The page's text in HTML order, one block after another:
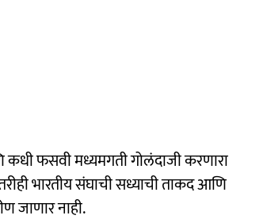
फसवी मध्यमगती गोलंदाजी करणारा
भारतीय संघाची सध्याची ताकद आणि
जाणार नाही.